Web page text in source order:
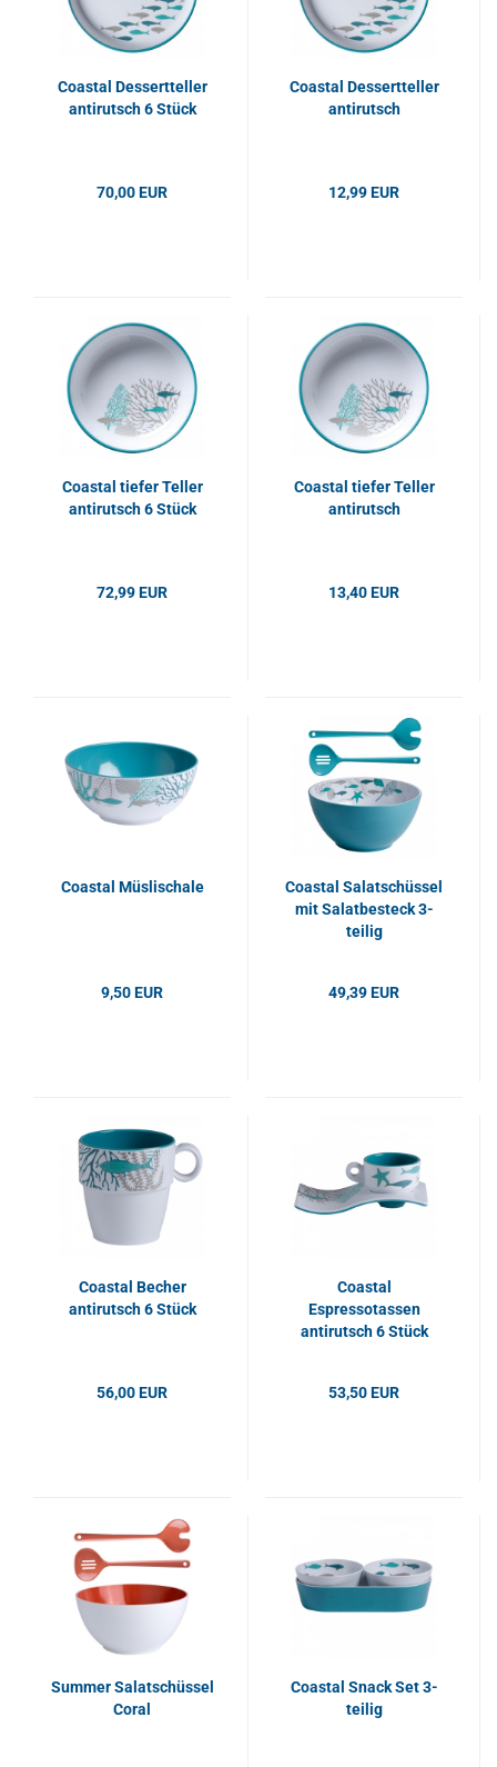
Coastal Dessertteller
antirutsch 6 Stück
70,00 EUR
Coastal Dessertteller
antirutsch
12,99 EUR
Coastal tiefer Teller
antirutsch 6 Stück
72,99 EUR
Coastal tiefer Teller
antirutsch
13,40 EUR
Coastal Müslischale
9,50 EUR
Coastal Salatschüssel
mit Salatbesteck 3-
teilig
49,39 EUR
Coastal Becher
antirutsch 6 Stück
56,00 EUR
Coastal
Espressotassen
antirutsch 6 Stück
53,50 EUR
Summer Salatschüssel
Coral
Coastal Snack Set 3-
teilig